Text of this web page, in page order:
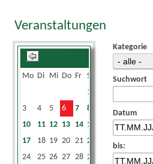
Veranstaltungen
Mo Di Mi Do Fr Sa
1
3
4 5 6 7 8
10
11 12 13 14 15
17
18 19 20 21 22
24
25 26 27 28 29
Kategorie
Suchwort
Datum
bis: